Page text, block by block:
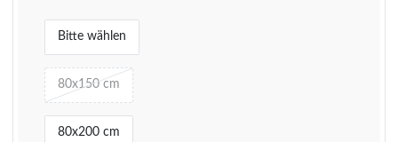
Bitte wählen
80x150 cm
80x200 cm